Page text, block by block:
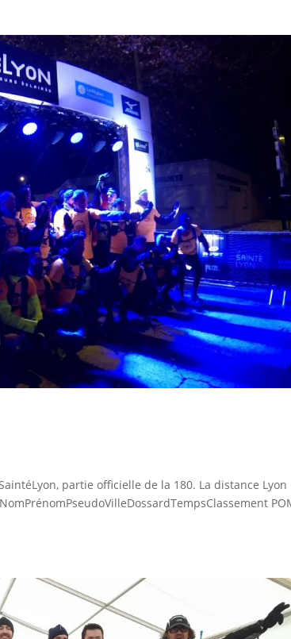
partie officielle de la 180. La distance Lyon